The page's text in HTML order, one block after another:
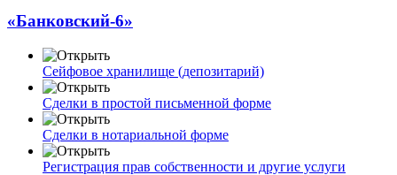
«Банковский-6»
Сейфовое хранилище (депозитарий)
Сделки в простой письменной форме
Сделки в нотариальной форме
Регистрация прав собственности и другие услуги